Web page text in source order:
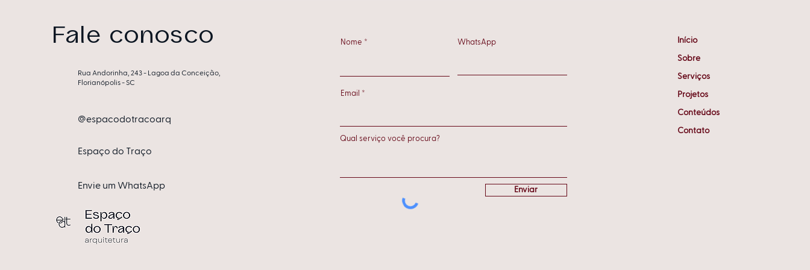
Fale conosco
Rua Andorinha, 243 - Lagoa da Conceição,
Florianópolis - SC
@espacodotracoarq
Espa​ço do Traço
Envie um WhatsApp
Nome WhatsApp
Email
Enviar
Início
Sobre
Serviços
Projetos
Conteúdos
Contato